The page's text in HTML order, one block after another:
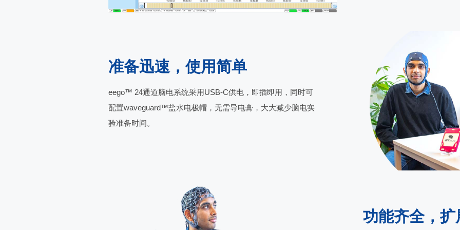
准备迅速，使用简单
eego™ 24通道脑电系统采用USB-C供电，即插即用，同时可
配置waveguard™盐水电极帽，无需导电膏，大大减少脑电实
验准备时间。
功能齐全，扩